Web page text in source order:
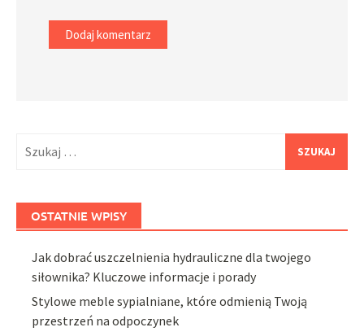
OSTATNIE WPISY
Jak dobrać uszczelnienia hydrauliczne dla twojego
siłownika? Kluczowe informacje i porady
Stylowe meble sypialniane, które odmienią Twoją
przestrzeń na odpoczynek